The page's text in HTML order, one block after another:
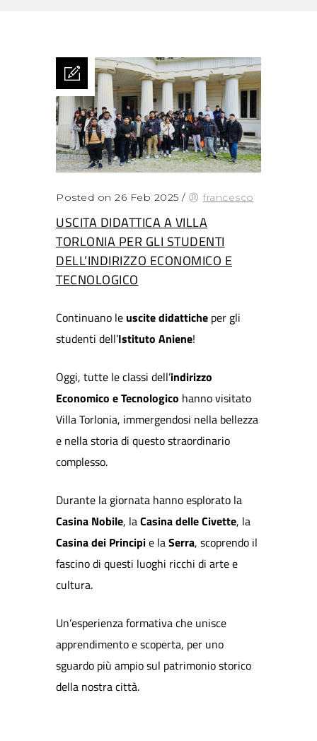
Posted on 26 Feb 2025 / francesco
USCITA DIDATTICA A VILLA
TORLONIA PER GLI STUDENTI
DELL’INDIRIZZO ECONOMICO E
TECNOLOGICO
Continuano leuscite didattiche per gli
studenti dell’Istituto Aniene!
Oggi, tutte le classi dell’indirizzo
Economico e Tecnologico hanno visitato
Villa Torlonia, immergendosi nella bellezza
e nella storia di questo straordinario
complesso.
Durante la giornata hanno esplorato la
Casina Nobile, laCasina delle Civette, la
Casina dei Principie laSerra, scoprendo il
fascino di questi luoghi ricchi di arte e
cultura.
Un’esperienza formativa che unisce
apprendimento e scoperta, per uno
sguardo più ampio sul patrimonio storico
della nostra città.